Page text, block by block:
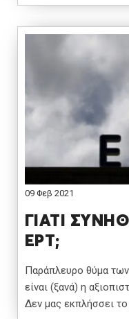
09 Φεβ 2021
ΓΙΑΤΙ
ΕΡΤ;
Παράπλευρο θύμα
είναι (ξανά) η
Δεν μας εκπλήσσει το